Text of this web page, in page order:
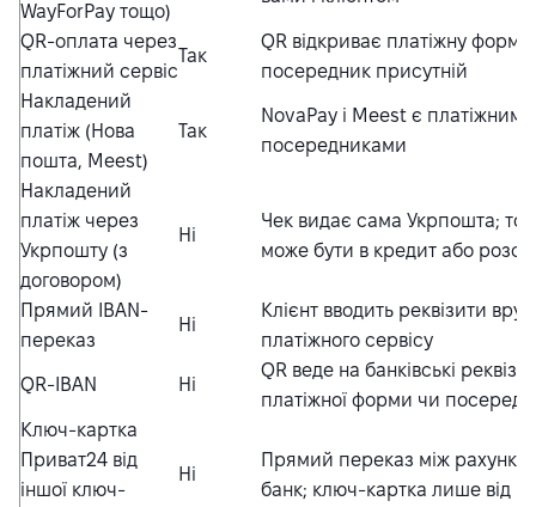
WayForPay тощо)
QR-оплата через
платіжний сервіс
Так
QR відкриває платіжну
посередник присутній
Накладений
платіж (Нова
пошта, Meest)
Так
NovaPay і Meest є платіжними
посередниками
Накладений
платіж через
Укрпошту (з
договором)
Ні
Чек видає сама Укрпошта;
може бути в кредит або
Прямий IBAN-
переказ
Ні
Клієнт вводить реквізити
платіжного сервісу
QR-IBAN Ні
QR веде на банківські
платіжної форми чи
Ключ-картка
Приват24 від
іншої ключ-
Ні
Прямий переказ між
банк; ключ-картка лише від